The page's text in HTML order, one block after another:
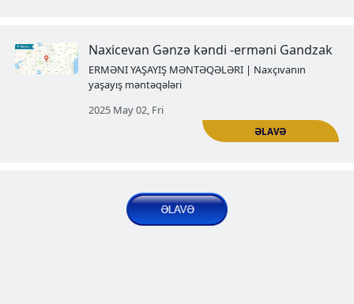
Erməni Aqulis
ERMƏNI YAŞAYIŞ MƏNTƏQƏLƏRI |